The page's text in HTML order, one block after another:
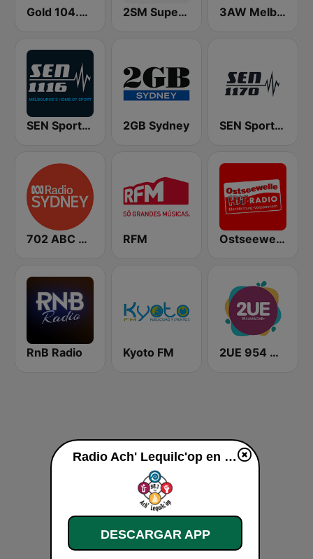
Gold 104.3 FM 2SM Super Radio 3AW Melbourne
SEN Sports 1116 AM 2GB Sydney SEN Sports 1170 Sydney
702 ABC Sydney RFM Ostseewelle Hit-Radio 105.6
RnB Radio Kyoto FM 2UE 954 AM
Radio Ach' Lequilc'op en vivo
DESCARGAR APP